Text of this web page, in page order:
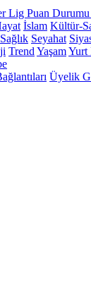
Lig Puan
İslam Kültür-
Sağlık Seyahat
Trend YaşamYurt
Üyelik